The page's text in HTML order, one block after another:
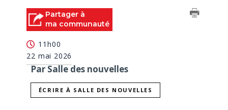
Partager à
ma communauté
11h00
22 mai 2026
Par Salle des nouvelles
ÉCRIRE À SALLE DES NOUVELLES